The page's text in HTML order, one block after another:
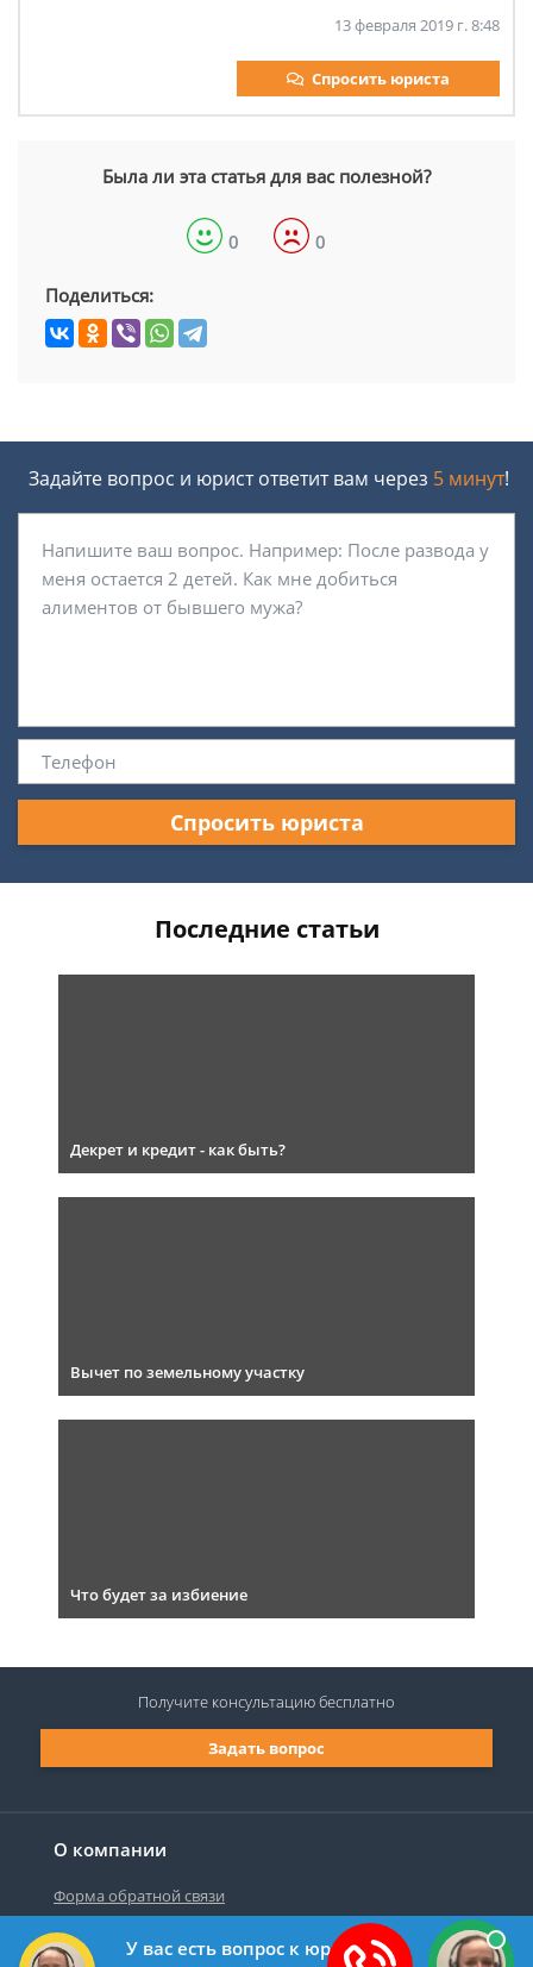
13 февраля 2019 г. 8:48
Спросить юриста
Была ли эта статья для вас полезной?
0 0
Поделиться:
Задайте вопрос и юрист ответит вам через 5 минут!
Спросить юриста
Последние статьи
Декрет и кредит - как быть?
Вычет по земельному участку
Что будет за избиение
О компании
Форма обратной связи
Задать вопрос
Получите консультациюбесплатно
У вас есть вопрос к юристу?